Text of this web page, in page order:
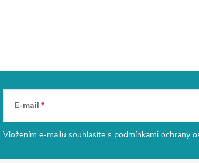
E-mail
Vložením e-mailu souhlasíte s podmínkami ochrany